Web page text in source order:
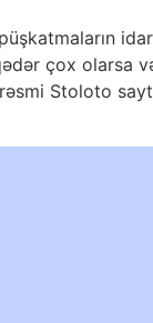
çox olarsa
Stoloto